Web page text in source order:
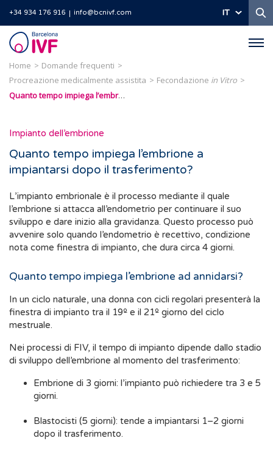
+34 934 176 916 info@bcnivf.com IT
Barcelona
IVF
Home
Domande frequenti
Procreazione medicalmente assistita
Fecondazione in Vitro
Quanto tempo impiega l’embrione a impiantarsi dopo il trasferimento?
Impianto dell’embrione
Quanto tempo impiega l’embrione a
impiantarsi dopo il trasferimento?
L’impianto embrionale è il processo mediante il quale
l’embrione si attacca all’endometrio per continuare il suo
sviluppo e dare inizio alla gravidanza. Questo processo può
avvenire solo quando l’endometrio è recettivo, condizione
nota come finestra di impianto, che dura circa 4 giorni.
Quanto tempo impiega l’embrione ad annidarsi?
In un ciclo naturale, una donna con cicli regolari presenterà la
finestra di impianto tra il 19º e il 21º giorno del ciclo
mestruale.
Nei processi di FIV, il tempo di impianto dipende dallo stadio
di sviluppo dell’embrione al momento del trasferimento:
Embrione di 3 giorni: l’impianto può richiedere tra 3 e 5
giorni.
Blastocisti (5 giorni): tende a impiantarsi 1–2 giorni
dopo il trasferimento.